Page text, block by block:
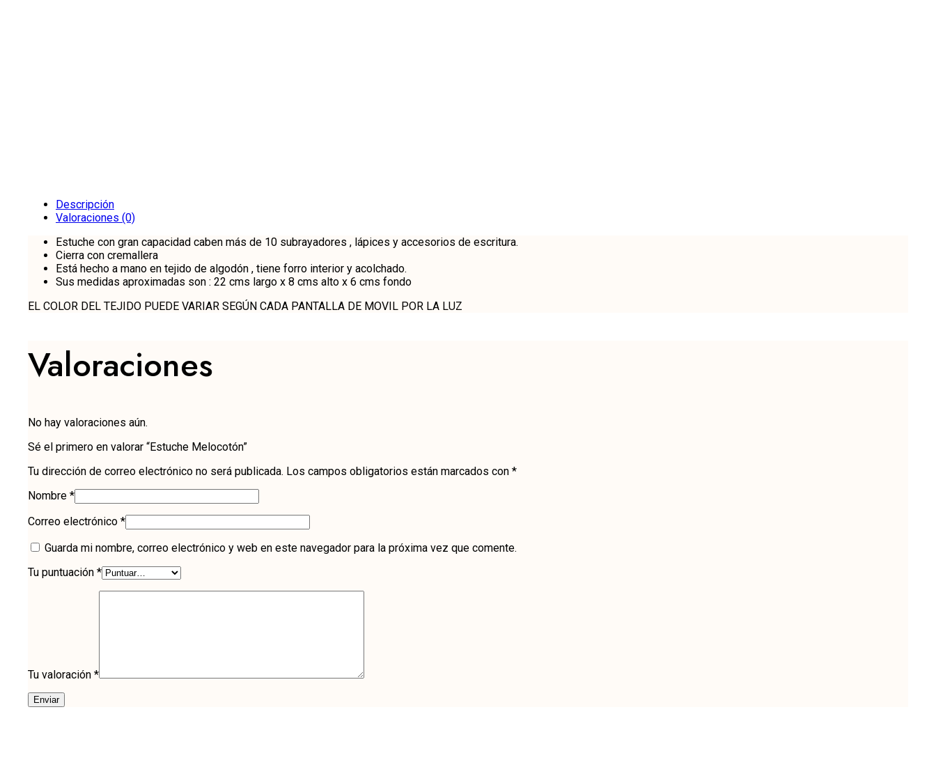
Descripción
Valoraciones (0)
Estuche con gran capacidad caben más de 10 subrayadores , lápices y accesorios de escritura.
Cierra con cremallera
Está hecho a mano en tejido de algodón , tiene forro interior y acolchado.
Sus medidas aproximadas son : 22 cms largo x 8 cms alto x 6 cms fondo
EL COLOR DEL TEJIDO PUEDE VARIAR SEGÚN CADA PANTALLA DE MOVIL POR LA LUZ
Valoraciones
No hay valoraciones aún.
Sé el primero en valorar “Estuche Melocotón”
Tu dirección de correo electrónico no será publicada. Los campos obligatorios están marcados con *
Nombre *
Correo electrónico *
Guarda mi nombre, correo electrónico y web en este navegador para la próxima vez que comente.
Tu puntuación *
Tu valoración *